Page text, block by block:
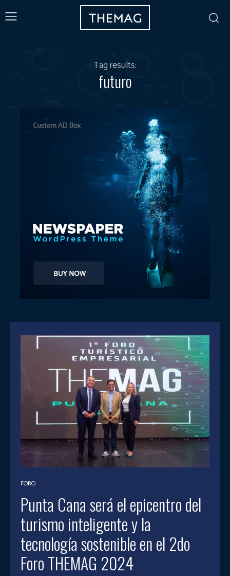
Tag results:
futuro
FORO
Punta Cana será el epicentro del
turismo inteligente y la
tecnología sostenible en el 2do
Foro THEMAG 2024